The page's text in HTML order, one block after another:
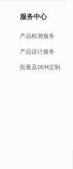
服务中心
产品检测服务
产品设计服务
批量及OEM定制